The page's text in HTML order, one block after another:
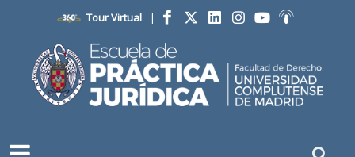
Tour Virtual |
Facebook